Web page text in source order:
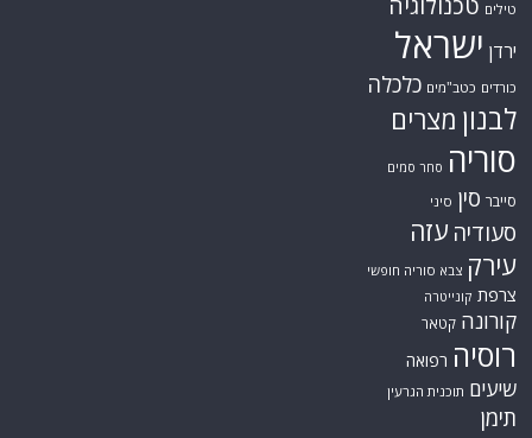
טילים
ירדן ישראל
כורדים כטב"מים כלכלה
לבנון מצרים
סוריה סחר סמים
סייבר סין סיני
סעודיה עזה
עירק צבא סוריה חופשי
צרפת קונייטרה
קורונה קטאר
רוסיה רפואה
שיעים תוכנית הגרעין
תימן